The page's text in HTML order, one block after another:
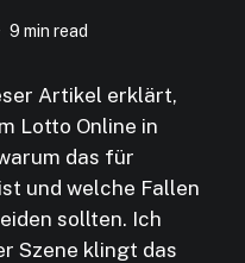
9 min read
Artikel erklärt,
Lotto Online in
das für
und welche Fallen
sollten. Ich
Szene klingt das